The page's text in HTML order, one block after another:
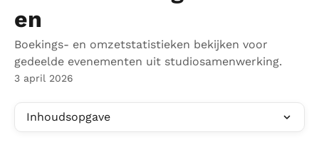
en
Boekings- en omzetstatistieken bekijken voor
gedeelde evenementen uit studiosamenwerking.
3 april 2026
Inhoudsopgave